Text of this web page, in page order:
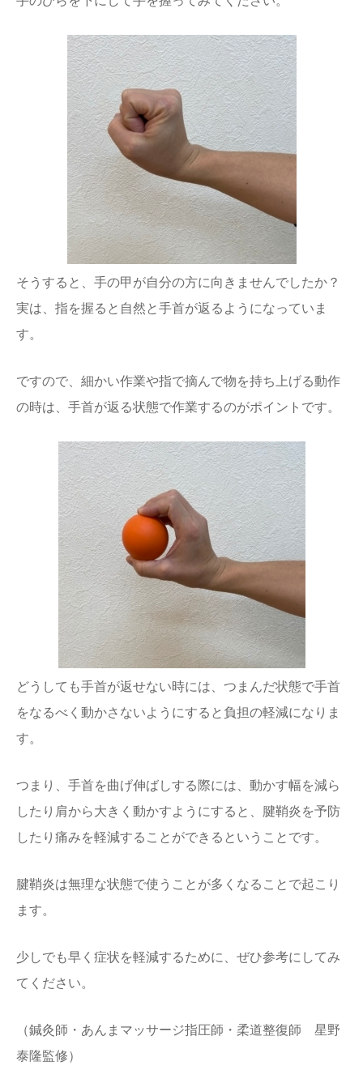
そうすると、手の甲が自分の方に向きませんでしたか？
実は、指を握ると自然と手首が返るようになっていま
す。
ですので、細かい作業や指で摘んで物を持ち上げる動作
の時は、手首が返る状態で作業するのがポイントです。
どうしても手首が返せない時には、つまんだ状態で手首
をなるべく動かさないようにすると負担の軽減になりま
す。
つまり、手首を曲げ伸ばしする際には、動かす幅を減ら
したり肩から大きく動かすようにすると、腱鞘炎を予防
したり痛みを軽減することができるということです。
腱鞘炎は無理な状態で使うことが多くなることで起こり
ます。
少しでも早く症状を軽減するために、ぜひ参考にしてみ
てください。
（鍼灸師・あんまマッサージ指圧師・柔道整復師 星野
泰隆監修）